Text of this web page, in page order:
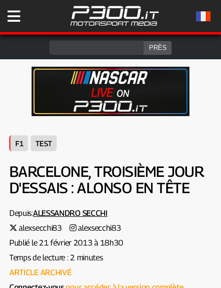
F1 TEST
BARCELONE, TROISIÈME JOUR
D'ESSAIS : ALONSO EN TÊTE
Depuis:ALESSANDRO SECCHI
alexsecchi83
alexsecchi83
Publié le 21 février 2013 à 18h30
Temps de lecture : 2 minutes
ARTICLE ARCHIVÉ